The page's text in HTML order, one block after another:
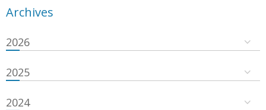
Archives
2026
2025
2024